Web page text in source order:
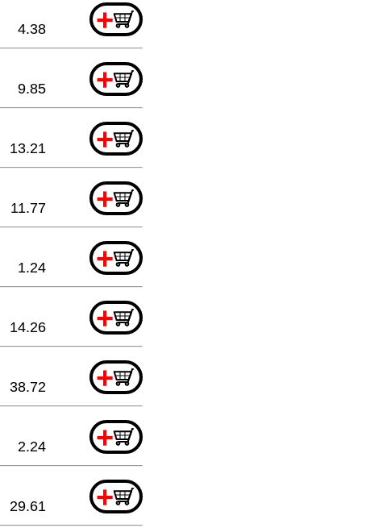
+
4.38
+
9.85
+
13.21
+
11.77
+
1.24
+
14.26
+
38.72
+
2.24
+
29.61